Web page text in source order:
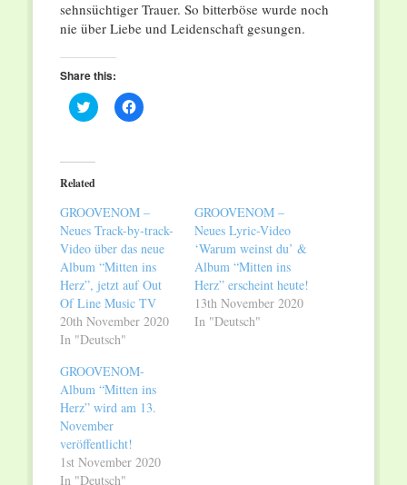
sehnsüchtiger Trauer. So bitterböse wurde noch
nie über Liebe und Leidenschaft gesungen.
Share this:
Click
to
(Opens
in
new
Click
to
Related
GROOVENOM –
Neues Track-by-track-
Video über das neue
Album “Mitten ins
Herz”, jetzt auf Out
Of Line Music TV
20th November 2020
In "Deutsch"
GROOVENOM –
Neues Lyric-Video
‘Warum weinst du’ &
Album “Mitten ins
Herz” erscheint heute!
13th November 2020
In "Deutsch"
GROOVENOM-
Album “Mitten ins
Herz” wird am 13.
November
veröffentlicht!
1st November 2020
In "Deutsch"